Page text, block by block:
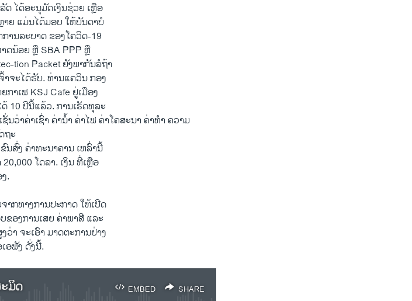
ໄດ້ອະນຸມັດເງິນຊ່ວຍ ເຫຼືອ
ຍ ແມ່ນໄດ້ມອບ ໃຫ້ບັນດາບໍ
ານລະບາດ ຂອງໂຄວິດ-19
ດນ້ອຍ ຫຼື SBA PPP ຫຼື
tion Packet ຍັງພາກັນລໍຖ້າ
າຈະໄດ້ຮັບ. ທ່ານແຄວິນ ກອງ
າເຟ KSJ Cafe ຢູ່ເມືອງ
10 ປີນີ້ແລ້ວ. ການເຮັດທຸລະ
ວ່າຄ່າເຊົ່າ ຄ່ານໍ້າ ຄ່າໄຟ ຄ່າໂຄສະນາ ຄ່າທຳ ຄວາມ
ຖະ
ສົ່ງ ຄ່າທະນາຄານ ເຫລົ່ານີ້
ໂດລາ. ເງິນ ທີ່ເຫຼືອ
.
າກທາງການປະກາດ ໃຫ້ເປີດ
ອງການເສຍ ຄ່າພາສີ ແລະ
າ ຈະເອົາ ມາດຕະການຢ່າງ
ອຟັງ ດັ່ງນີ້.
EMBED SHARE
ມິດ